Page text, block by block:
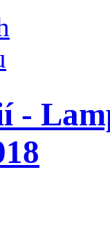
-